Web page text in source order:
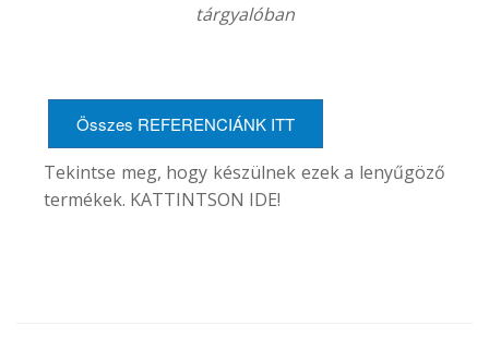
tárgyalóban
Összes REFERENCIÁNK ITT
Tekintse meg, hogy készülnek ezek a lenyűgöző
termékek. KATTINTSON IDE!